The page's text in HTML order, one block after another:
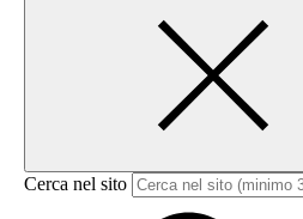
Cerca nel sito